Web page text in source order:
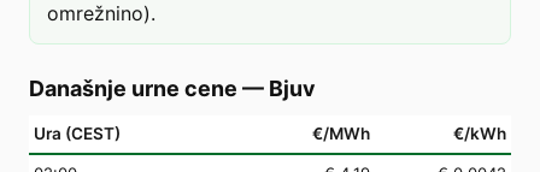
omrežnino).
Današnje urne cene — Bjuv
Ura (CEST) €/MWh €/kWh